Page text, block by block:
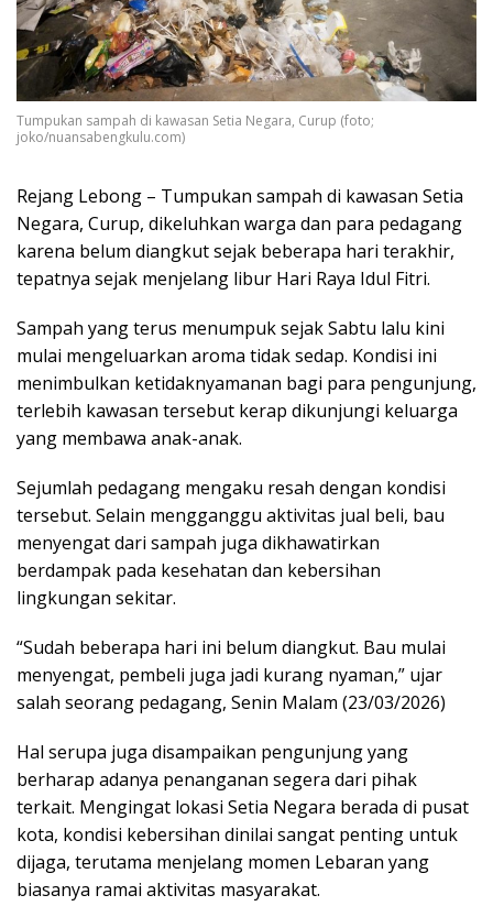
Tumpukan sampah di kawasan Setia Negara, Curup (foto;
joko/nuansabengkulu.com)
Rejang Lebong – Tumpukan sampah di kawasan Setia
Negara, Curup, dikeluhkan warga dan para pedagang
karena belum diangkut sejak beberapa hari terakhir,
tepatnya sejak menjelang libur Hari Raya Idul Fitri.
Sampah yang terus menumpuk sejak Sabtu lalu kini
mulai mengeluarkan aroma tidak sedap. Kondisi ini
menimbulkan ketidaknyamanan bagi para pengunjung,
terlebih kawasan tersebut kerap dikunjungi keluarga
yang membawa anak-anak.
Sejumlah pedagang mengaku resah dengan kondisi
tersebut. Selain mengganggu aktivitas jual beli, bau
menyengat dari sampah juga dikhawatirkan
berdampak pada kesehatan dan kebersihan
lingkungan sekitar.
“Sudah beberapa hari ini belum diangkut. Bau mulai
menyengat, pembeli juga jadi kurang nyaman,” ujar
salah seorang pedagang, Senin Malam (23/03/2026)
Hal serupa juga disampaikan pengunjung yang
berharap adanya penanganan segera dari pihak
terkait. Mengingat lokasi Setia Negara berada di pusat
kota, kondisi kebersihan dinilai sangat penting untuk
dijaga, terutama menjelang momen Lebaran yang
biasanya ramai aktivitas masyarakat.